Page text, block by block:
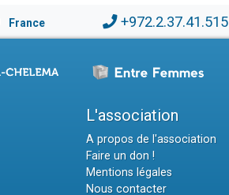
France +972.2.37.41.515
L'association
A propos de l'association
Faire un don !
Mentions légales
Nous contacter